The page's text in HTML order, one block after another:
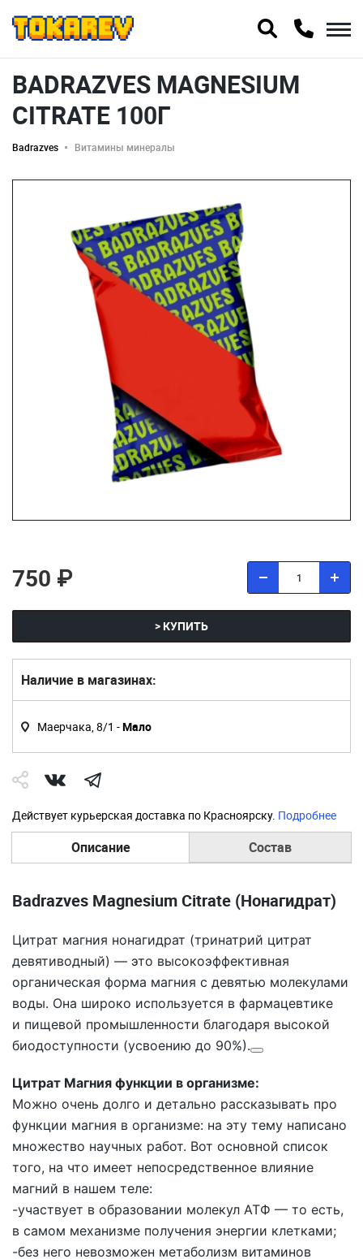
BADRAZVES MAGNESIUM
CITRATE 100Г
Badrazves Витамины минералы
750 ₽
> КУПИТЬ
Наличие в магазинах:
Маерчака, 8/1 -Мало
Действует курьерская доставка по Красноярску. Подробнее
Описание Состав
Badrazves Magnesium Citrate (Нонагидрат)
Цитрат магния нонагидрат (тринатрий цитрат
девятиводный) — это высокоэффективная
органическая форма магния с девятью молекулами
воды. Она широко используется в фармацевтике
и пищевой промышленности благодаря высокой
биодоступности (усвоению до 90%).
Цитрат Магния функции в организме:
Можно очень долго и детально рассказывать про
функции магния в организме: на эту тему написано
множество научных работ. Вот основной список
того, на что имеет непосредственное влияние
магний в нашем теле:
-участвует в образовании молекул АТФ — то есть,
в самом механизме получения энергии клетками;
-без него невозможен метаболизм витаминов